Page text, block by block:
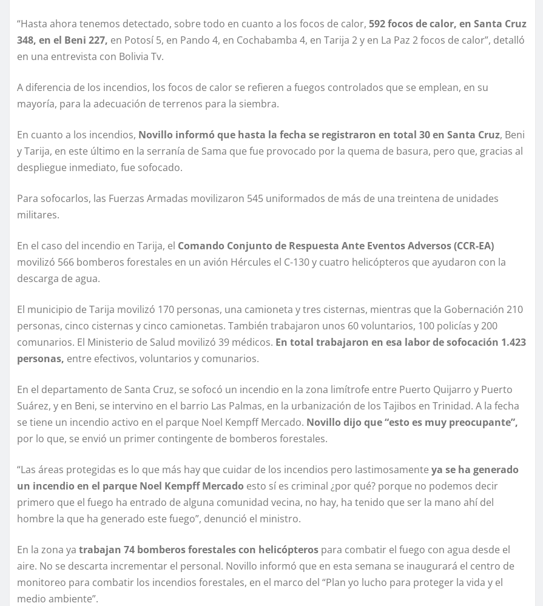
“Hasta ahora tenemos detectado, sobre todo en cuanto a los focos de calor, 592 focos de calor, en Santa Cruz
348, en el Beni 227, en Potosí 5, en Pando 4, en Cochabamba 4, en Tarija 2 y en La Paz 2 focos de calor”, detalló
en una entrevista con Bolivia Tv.
A diferencia de los incendios, los focos de calor se refieren a fuegos controlados que se emplean, en su
mayoría, para la adecuación de terrenos para la siembra.
En cuanto a los incendios, Novillo informó que hasta la fecha se registraron en total 30 en Santa Cruz, Beni
y Tarija, en este último en la serranía de Sama que fue provocado por la quema de basura, pero que, gracias al
despliegue inmediato, fue sofocado.
Para sofocarlos, las Fuerzas Armadas movilizaron 545 uniformados de más de una treintena de unidades
militares.
En el caso del incendio en Tarija, el Comando Conjunto de Respuesta Ante Eventos Adversos (CCR-EA)
movilizó 566 bomberos forestales en un avión Hércules el C-130 y cuatro helicópteros que ayudaron con la
descarga de agua.
El municipio de Tarija movilizó 170 personas, una camioneta y tres cisternas, mientras que la Gobernación 210
personas, cinco cisternas y cinco camionetas. También trabajaron unos 60 voluntarios, 100 policías y 200
comunarios. El Ministerio de Salud movilizó 39 médicos. En total trabajaron en esa labor de sofocación 1.423
personas, entre efectivos, voluntarios y comunarios.
En el departamento de Santa Cruz, se sofocó un incendio en la zona limítrofe entre Puerto Quijarro y Puerto
Suárez, y en Beni, se intervino en el barrio Las Palmas, en la urbanización de los Tajibos en Trinidad. A la fecha
se tiene un incendio activo en el parque Noel Kempff Mercado. Novillo dijo que “esto es muy preocupante”,
por lo que, se envió un primer contingente de bomberos forestales.
“Las áreas protegidas es lo que más hay que cuidar de los incendios pero lastimosamente ya se ha generado
un incendio en el parque Noel Kempff Mercado esto sí es criminal ¿por qué? porque no podemos decir
primero que el fuego ha entrado de alguna comunidad vecina, no hay, ha tenido que ser la mano ahí del
hombre la que ha generado este fuego”, denunció el ministro.
En la zona ya trabajan 74 bomberos forestales con helicópteros para combatir el fuego con agua desde el
aire. No se descarta incrementar el personal. Novillo informó que en esta semana se inaugurará el centro de
monitoreo para combatir los incendios forestales, en el marco del “Plan yo lucho para proteger la vida y el
medio ambiente”.